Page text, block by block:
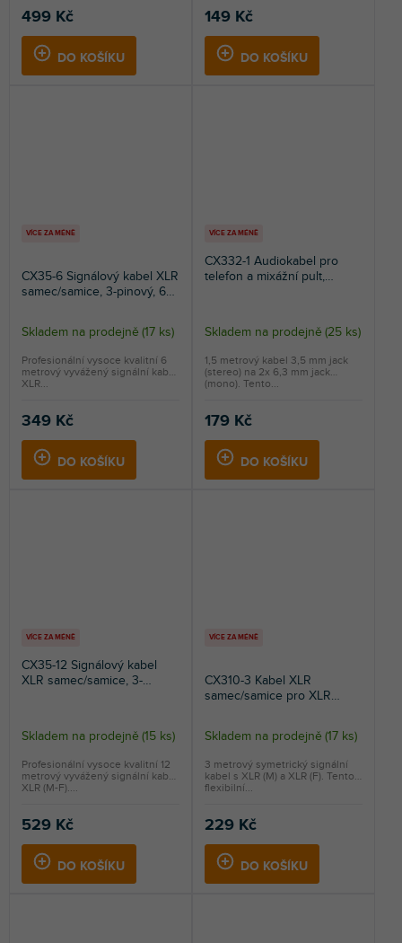
499 Kč
DO KOŠÍKU
5,0
hvězdiček.
149 Kč
DO KOŠÍKU
VÍCE ZA MÉNĚ
CX35-6 Signálový kabel XLR
samec/samice, 3-pinový, 6m,
Průměrné
hodnocení
produktu
5,0
hvězdiček.
Skladem na prodejně (17 ks)
349 Kč
DO KOŠÍKU
Profesionální vysoce kvalitní 6
metrový vyvážený signální kabel
XLR...
VÍCE ZA MÉNĚ
CX332-1 Audiokabel pro
telefon a mixážní pult,
Skladem na prodejně (25 ks)
179 Kč
DO KOŠÍKU
1,5 metrový kabel 3,5 mm jack
(stereo) na 2x 6,3 mm jack
(mono). Tento...
VÍCE ZA MÉNĚ
CX35-12 Signálový kabel
XLR samec/samice, 3-
Skladem na prodejně (15 ks)
529 Kč
DO KOŠÍKU
Profesionální vysoce kvalitní 12
metrový vyvážený signální kabel
XLR (M-F)....
VÍCE ZA MÉNĚ
CX310-3 Kabel XLR
samec/samice pro XLR
Průměrné
hodnocení
produktu
5,0
hvězdiček.
Skladem na prodejně (17 ks)
229 Kč
DO KOŠÍKU
3 metrový symetrický signální
kabel s XLR (M) a XLR (F). Tento
flexibilní...